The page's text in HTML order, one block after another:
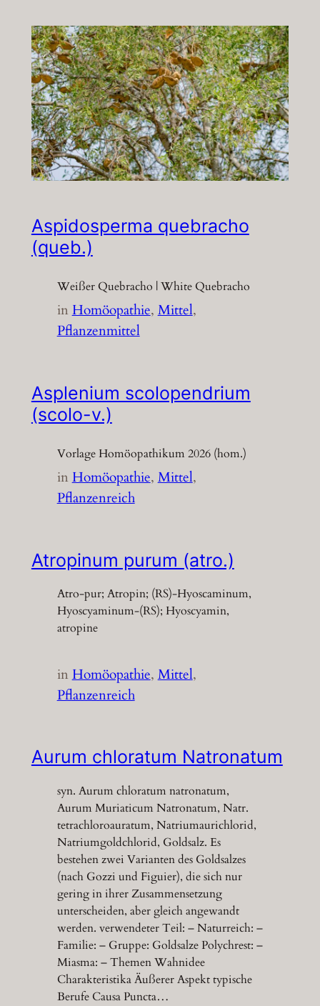
Aspidosperma quebracho
(queb.)
Weißer Quebracho | White Quebracho
inHomöopathie, Mittel
Pflanzenmittel
Asplenium scolopendrium
(scolo-v.)
Vorlage Homöopathikum 2026 (hom.)
inHomöopathie, Mittel
Pflanzenreich
Atropinum purum (atro.)
Atro-pur; Atropin; (RS)-Hyoscaminum,
Hyoscyaminum-(RS); Hyoscyamin,
atropine
inHomöopathie, Mittel
Pflanzenreich
Aurum chloratum Natronatum
syn. Aurum chloratum natronatum,
Aurum Muriaticum Natronatum, Natr.
tetrachloroauratum, Natriumaurichlorid,
Natriumgoldchlorid, Goldsalz. Es
bestehen zwei Varianten des Goldsalzes
(nach Gozzi und Figuier), die sich nur
gering in ihrer Zusammensetzung
unterscheiden, aber gleich angewandt
werden. verwendeter Teil: – Naturreich: –
Familie: – Gruppe: Goldsalze Polychrest: –
Miasma: – Themen Wahnidee
Charakteristika Äußerer Aspekt typische
Berufe Causa Puncta…